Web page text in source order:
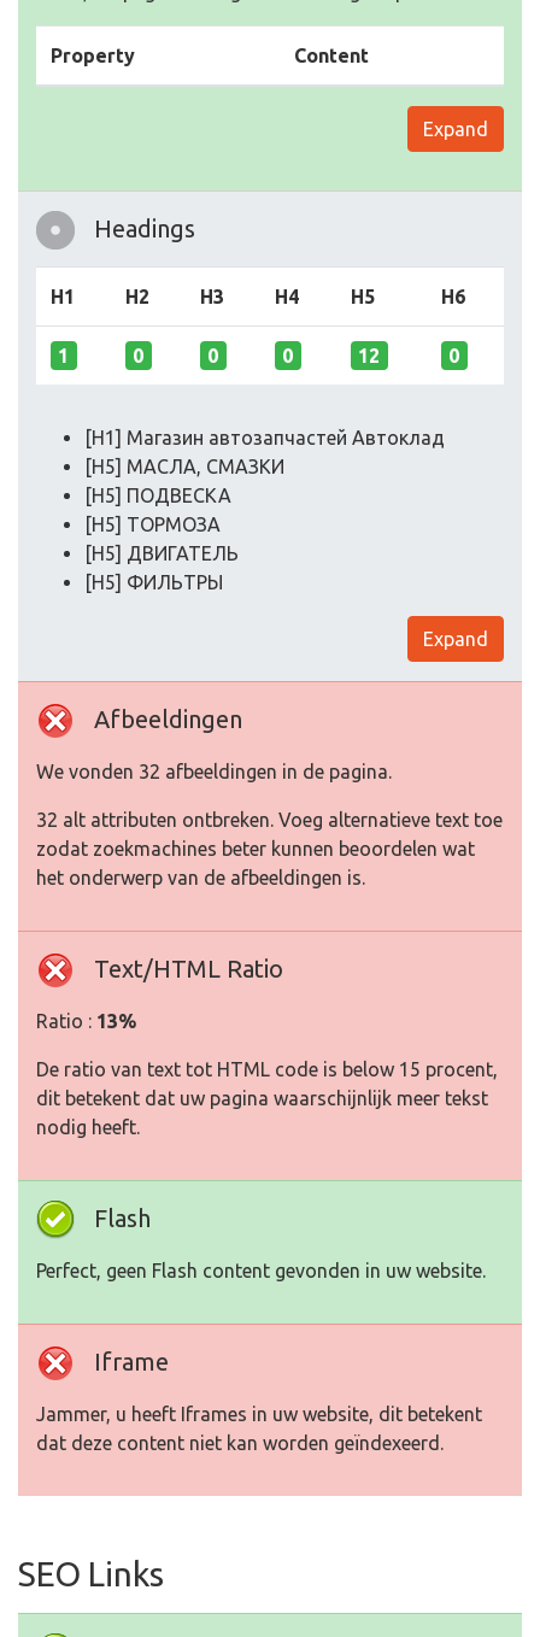
Property Content
Expand
Headings
H1 H2 H3 H4 H5 H6
1 0 0 0 12 0
[H1] Магазин автозапчастей Автоклад
[H5] МАСЛА, СМАЗКИ
[H5] ПОДВЕСКА
[H5] ТОРМОЗА
[H5] ДВИГАТЕЛЬ
[H5] ФИЛЬТРЫ
Expand
Afbeeldingen
We vonden 32 afbeeldingen in de pagina.
32 alt attributen ontbreken. Voeg alternatieve text toe
zodat zoekmachines beter kunnen beoordelen wat
het onderwerp van de afbeeldingen is.
Text/HTML Ratio
Ratio : 13%
De ratio van text tot HTML code is below 15 procent,
dit betekent dat uw pagina waarschijnlijk meer tekst
nodig heeft.
Flash
Perfect, geen Flash content gevonden in uw website.
Iframe
Jammer, u heeft Iframes in uw website, dit betekent
dat deze content niet kan worden geïndexeerd.
SEO Links